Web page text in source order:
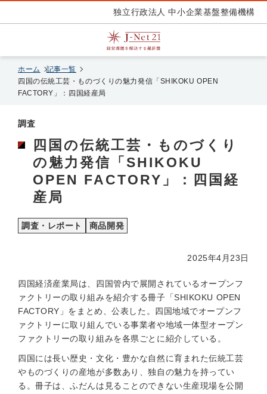
独立行政法人 中小企業基盤整備機構
ホーム
記事一覧
四国の伝統工芸・ものづくりの魅力発信「SHIKOKU OPEN
FACTORY」：四国経産局
調査
四国の伝統工芸・ものづくり
の魅力発信「SHIKOKU
OPEN FACTORY」：四国経
産局
調査・レポート 商品開発
2025年4月23日
四国経済産業局は、四国管内で展開されているオープンフ
ァクトリーの取り組みを紹介する冊子「SHIKOKU OPEN
FACTORY」をまとめ、公表した。四国地域でオープンフ
ァクトリーに取り組んでいる事業者や地域一体型オープン
ファクトリーの取り組みを各県ごとに紹介している。
四国には長い歴史・文化・豊かな自然に育まれた伝統工芸
やものづくりの産地が多数あり、独自の魅力を持ってい
る。冊子は、ふだんは見ることのできない生産現場を公開